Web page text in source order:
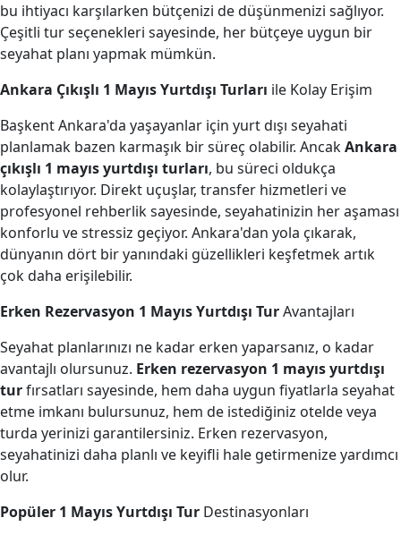
bu ihtiyacı karşılarken bütçenizi de düşünmenizi sağlıyor.
Çeşitli tur seçenekleri sayesinde, her bütçeye uygun bir
seyahat planı yapmak mümkün.
Ankara Çıkışlı 1 Mayıs Yurtdışı Turları ile Kolay Erişim
Başkent Ankara'da yaşayanlar için yurt dışı seyahati
planlamak bazen karmaşık bir süreç olabilir. AncakAnkara
çıkışlı 1 mayıs yurtdışı turları, bu süreci oldukça
kolaylaştırıyor. Direkt uçuşlar, transfer hizmetleri ve
profesyonel rehberlik sayesinde, seyahatinizin her aşaması
konforlu ve stressiz geçiyor. Ankara'dan yola çıkarak,
dünyanın dört bir yanındaki güzellikleri keşfetmek artık
çok daha erişilebilir.
Erken Rezervasyon 1 Mayıs Yurtdışı TurAvantajları
Seyahat planlarınızı ne kadar erken yaparsanız, o kadar
avantajlı olursunuz. Erken rezervasyon 1 mayıs yurtdışı
turfırsatları sayesinde, hem daha uygun fiyatlarla seyahat
etme imkanı bulursunuz, hem de istediğiniz otelde veya
turda yerinizi garantilersiniz. Erken rezervasyon,
seyahatinizi daha planlı ve keyifli hale getirmenize yardımcı
olur.
Popüler 1 Mayıs Yurtdışı Tur Destinasyonları